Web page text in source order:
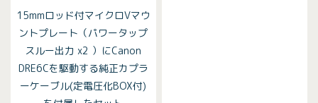
15mmロッド付マイクロVマウ
ントプレート（パワータップ
スルー出力 x2 ）にCanon
DRE6Cを駆動する純正カプラ
ーケーブル(定電圧化BOX付)